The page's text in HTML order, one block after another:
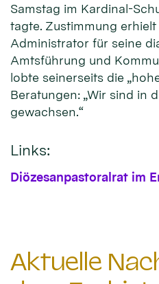
Samstag im Kardinal-
tagte. Zustimmung
Administrator für seine
Amtsführung und
lobte seinerseits die
Beratungen: „Wir sind in
gewachsen.“
Links:
Diözesanpastoralrat im
Aktuelle